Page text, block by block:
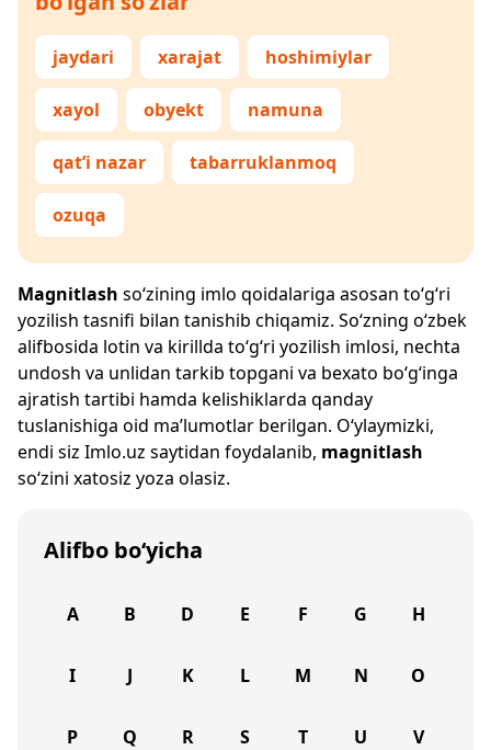
jaydari xarajat hoshimiylar
xayol obyekt namuna
qat’i nazar tabarruklanmoq
ozuqa
Magnitlash so‘zining imlo qoidalariga asosan to‘g‘ri
yozilish tasnifi bilan tanishib chiqamiz. So‘zning o‘zbek
alifbosida lotin va kirillda to‘g‘ri yozilish imlosi, nechta
undosh va unlidan tarkib topgani va bexato bo‘g‘inga
ajratish tartibi hamda kelishiklarda qanday
tuslanishiga oid ma’lumotlar berilgan. O‘ylaymizki,
endi siz Imlo.uz saytidan foydalanib, magnitlash
so‘zini xatosiz yoza olasiz.
Alifbo bo‘yicha
A B D E F G H
I J K L M N O
P Q R S T U V